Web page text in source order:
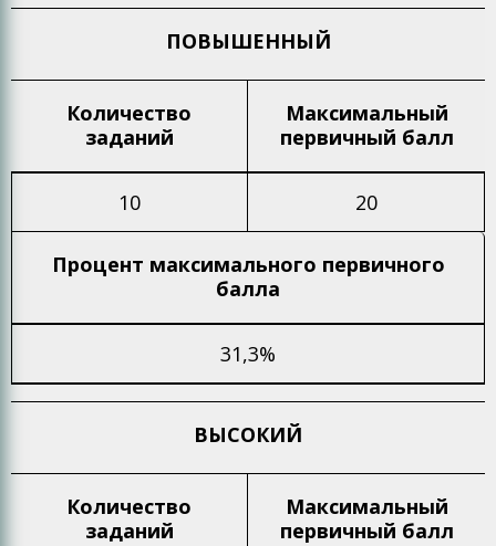
ПОВЫШЕННЫЙ
Количество
заданий
Максимальный
первичный балл
10 20
Процент максимального первичного
балла
31,3%
ВЫСОКИЙ
Количество
заданий
Максимальный
первичный балл